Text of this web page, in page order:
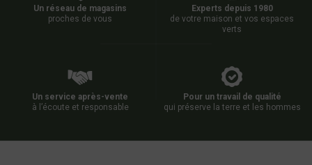
Un réseau de magasins
proches de vous
Experts depuis 1980
de votre maison et vos espaces
verts
Un service après-vente
à l’écoute et responsable
Pour un travail de qualité
qui préserve la terre et les hommes